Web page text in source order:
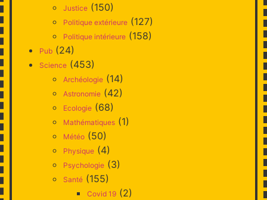
Justice (150)
Politique extérieure (127)
Politique intérieure (158)
Pub (24)
Science (453)
Archéologie (14)
Astronomie (42)
Ecologie (68)
Mathématiques (1)
Météo (50)
Physique (4)
Psychologie (3)
Santé (155)
Covid 19 (2)